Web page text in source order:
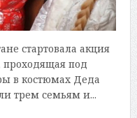
стартовала акция
под
в костюмах Деда
трем семьям и...